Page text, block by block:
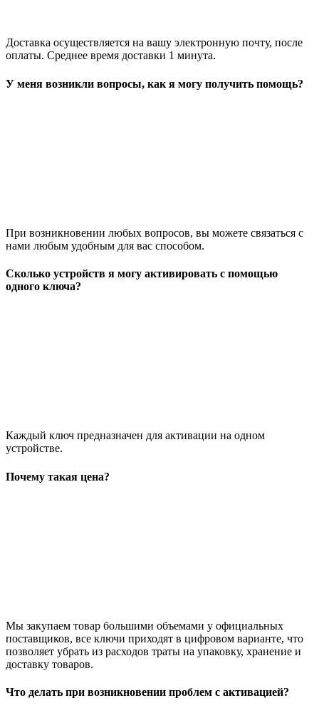
Доставка осуществляется на вашу электронную почту, после
оплаты. Среднее время доставки 1 минута.
У меня возникли вопросы, как я могу получить помощь?
При возникновении любых вопросов, вы можете связаться с
нами любым удобным для вас способом.
Сколько устройств я могу активировать с помощью
одного ключа?
Каждый ключ предназначен для активации на одном
устройстве.
Почему такая цена?
Мы закупаем товар большими объемами у официальных
поставщиков, все ключи приходят в цифровом варианте, что
позволяет убрать из расходов траты на упаковку, хранение и
доставку товаров.
Что делать при возникновении проблем с активацией?